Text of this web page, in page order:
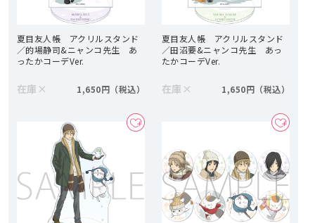
夏目友人帳 アクリルスタンド
／的場静司&ニャンコ先生 あ
ったかコーデVer.
在庫 × 1,650円
夏目友人帳 アクリルスタンド
／田沼要&ニャンコ先生 あっ
たかコーデVer.
在庫 × 1,650円